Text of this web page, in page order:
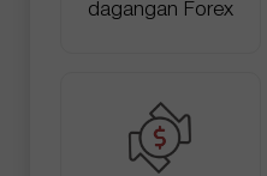
dagangan Forex